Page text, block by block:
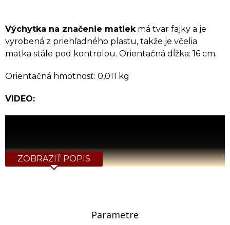
Výchytka na značenie matiekmá tvar fajky a je
vyrobená z priehľadného plastu, takže je včelia
matka stále pod kontrolou. Orientačná dĺžka: 16 cm.
Orientačná hmotnosť: 0,011 kg
VIDEO:
ZOBRAZIŤ POPIS
Parametre